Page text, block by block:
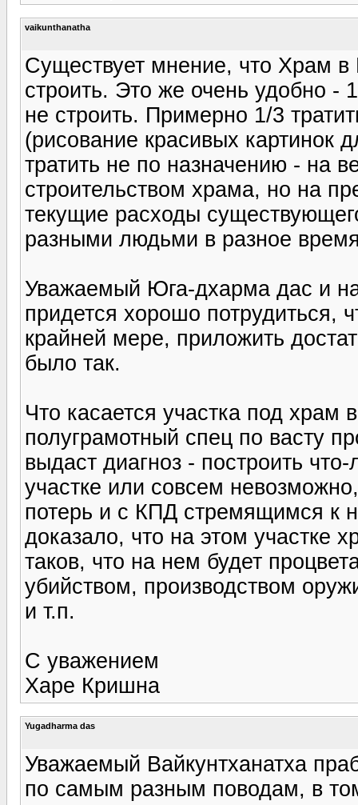
vaikunthanatha
Существует мнение, что Храм в
строить. Это же очень удобно -
не строить. Примерно 1/3
(рисование красивых картинок
тратить не по назначению - на
строительством храма, но на
текущие расходы
разными людьми в разное
Уважаемый Юга-дхарма дас и
придется хорошо потрудиться,
крайней мере, приложить
было так.
Что касается участка под
полуграмотный спец по васту
выдаст диагноз - построить
участке или совсем
потерь и с КПД стремящимся к
доказало, что на этом участке
таков, что на нем будет
убийством, производством
и т.п.
С уважением
Харе Кришна
Yugadharma das
Уважаемый Вайкунтханатха
по самым разным поводам, в